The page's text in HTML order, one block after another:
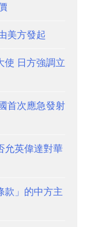
美方發起
使 日方強調立
首次應急發射
允英偉達對華
款」的中方主